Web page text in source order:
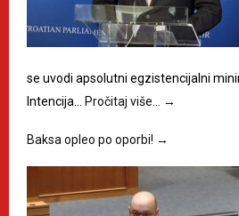
se uvodi apsolutni egzistencijalni
Intencija… Pročitaj više… →
Baksa opleo po oporbi! →